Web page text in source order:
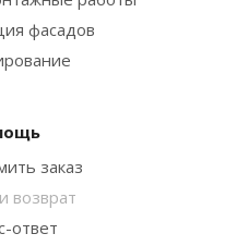
фасадов
заказ
возврат
ответ